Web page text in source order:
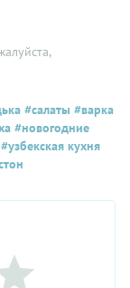
#салаты #варка
#новогодние
#узбекская кухня